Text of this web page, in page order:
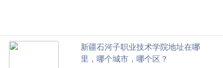
新疆石河子职业技术学院地址在哪
里，哪个城市，哪个区？